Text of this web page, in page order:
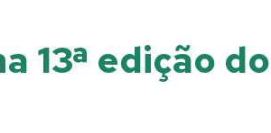
13ª edição